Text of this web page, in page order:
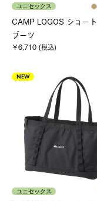
ユニセックス
CAMP LOGOS ショー
ブーツ
￥6,710 (税込)
NEW
ユニセックス